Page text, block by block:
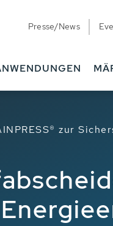
Presse/News
zur